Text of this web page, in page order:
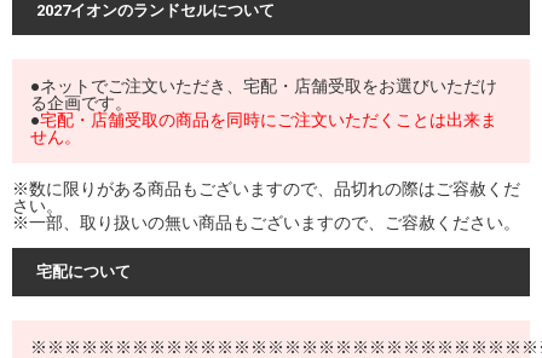
2027イオンのランドセルについて
●ネットでご注文いただき、宅配・店舗受取をお選びいただけ
る企画です。
●宅配・店舗受取の商品を同時にご注文いただくことは出来ま
せん。
※数に限りがある商品もございますので、品切れの際はご容赦くだ
さい。
※一部、取り扱いの無い商品もございますので、ご容赦ください。
宅配について